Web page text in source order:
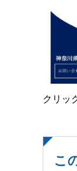
クリッ
こ